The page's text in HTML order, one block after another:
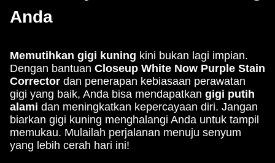
Anda
Memutihkan gigi kuning kini bukan lagi impian.
Dengan bantuan Closeup White Now Purple Stain
Corrector dan penerapan kebiasaan perawatan
gigi yang baik, Anda bisa mendapatkan gigi putih
alami dan meningkatkan kepercayaan diri. Jangan
biarkan gigi kuning menghalangi Anda untuk tampil
memukau. Mulailah perjalanan menuju senyum
yang lebih cerah hari ini!